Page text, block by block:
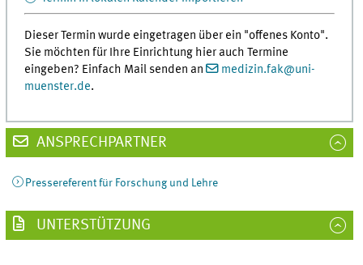
Dieser Termin wurde eingetragen über ein "offenes Konto".
Sie möchten für Ihre Einrichtung hier auch Termine
eingeben? Einfach Mail senden an
medizin.fak@uni-
muenster.de.
ANSPRECHPARTNER
Pressereferent für Forschung und Lehre
UNTERSTÜTZUNG